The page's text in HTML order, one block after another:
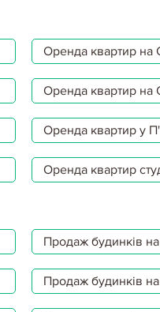
Оренда квартир на
Оренда квартир на
Оренда квартир у
Оренда квартир
Продаж будинків на
Продаж будинків